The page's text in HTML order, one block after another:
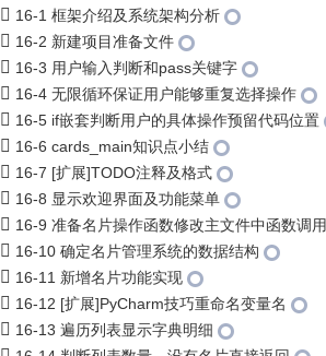
16-1 框架介绍及系统架构分析
16-2 新建项目准备文件
16-3 用户输入判断和pass关键字
16-4 无限循环保证用户能够重复选择操作
16-5 if嵌套判断用户的具体操作预留代码位置
16-6 cards_main知识点小结
16-7 [扩展]TODO注释及格式
16-8 显示欢迎界面及功能菜单
16-9 准备名片操作函数修改主文件中函数调用
16-10 确定名片管理系统的数据结构
16-11 新增名片功能实现
16-12 [扩展]PyCharm技巧重命名变量名
16-13 遍历列表显示字典明细